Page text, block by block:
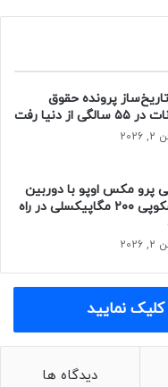
آماری می‌تواند
داده‌ها چیزی درمورد
در وضعیت جالبی به
پرونده حقوق
از دنیا رفت
پرو مکس اوپو با دوربین
پریسکوپی ۲۰۰ مگاپیکسلی در راه
نمایید
دیدگاه ها